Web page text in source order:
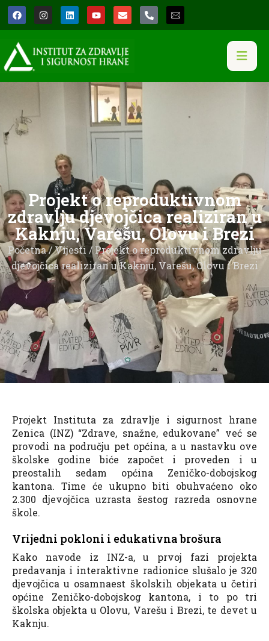
Projekt o reproduktivnom
zdravlju djevojčica realiziran u
Kaknju, Varešu, Olovu i Brezi
Početna/Vijesti / Projekt o reproduktivnom zdravlju
djevojčica realiziran u Kaknju, Varešu, Olovu i Brezi
Projekt Instituta za zdravlje i sigurnost hrane
Zenica (INZ) “Zdrave, snažne, edukovane” već se
provodi na području pet općina, a u nastavku ove
školske godine biće započet i proveden i u
preostalih sedam općina Zeničko-dobojskog
kantona. Time će ukupno biti obuhvaćeno oko
2.300 djevojčica uzrasta šestog razreda osnovne
škole.
Vrijedni pokloni i edukativna brošura
Kako navode iz INZ-a, u prvoj fazi projekta
predavanja i interaktivne radionice slušalo je 320
djevojčica u osamnaest školskih objekata u četiri
općine Zeničko-dobojskog kantona, i to po tri
školska objekta u Olovu, Varešu i Brezi, te devet u
Kaknju.